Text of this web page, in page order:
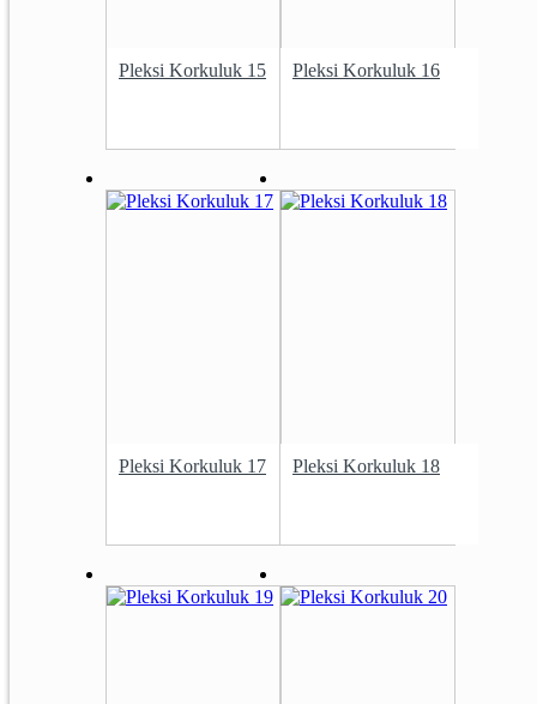
Pleksi Korkuluk 15 Pleksi Korkuluk 16
Pleksi Korkuluk 17 Pleksi Korkuluk 18